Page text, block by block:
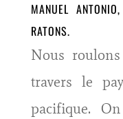
MANUEL
RATONS.
Nous
travers le
pacifique.